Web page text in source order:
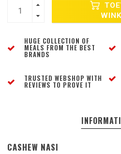
HUGE COLLECTION OF
MEALS FROM THE BEST
BRANDS
TRUSTED WEBSHOP WITH
REVIEWS TO PROVE IT
CASHEW NASI